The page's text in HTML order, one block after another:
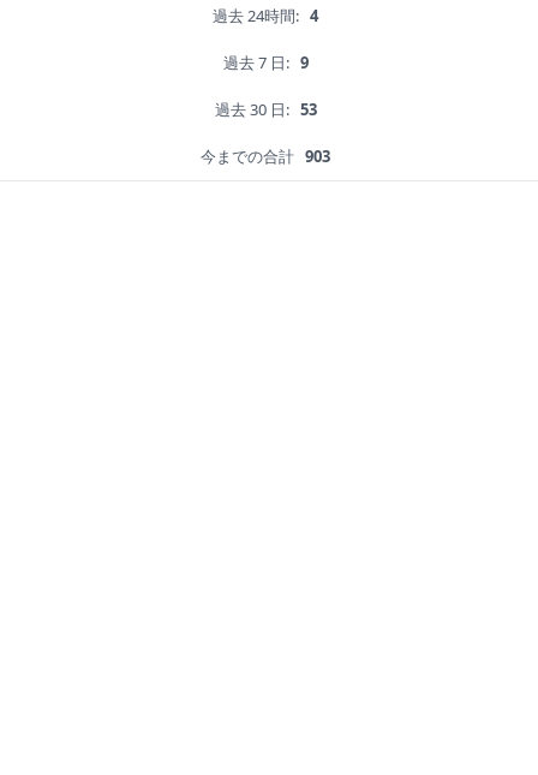
過去 24時間: 4
過去 7 日: 9
過去 30 日: 53
今までの合計 903